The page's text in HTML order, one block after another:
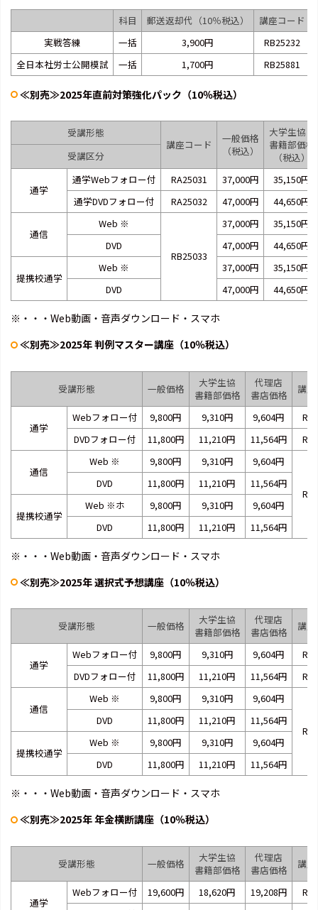
科目 郵送返却代（10％税込）
講座コード
実戦答練
一括 3,900円
RB25232
全日本社労士公開模試
一括 1,700円 RB25881
≪別売≫2025年直前対策強化パック（10％税込）
受講形態
講座コード
一般価格
（税込）
大学生協・
書籍部価格
（税込）
受講区分
通学
通学Webフォロー付 RA25031 37,000円
35,150円
通学DVDフォロー付
RA25032 47,000円 44,650円
通信
Web ※
RB25033
37,000円
35,150円
DVD
47,000円 44,650円
提携校通学
Web ※ 37,000円
35,150円
DVD
47,000円 44,650円
※・・・Web動画・音声ダウンロード・スマホ
≪別売≫2025年 判例マスター講座（10％税込）
受講形態 一般価格
大学生協
書籍部価格
代理店
書店価格
講
通学
Webフォロー付 9,800円 9,310円 9,604円
DVDフォロー付
11,800円 11,210円 11,564円
通信
Web ※ 9,800円 9,310円 9,604円
DVD 11,800円 11,210円 11,564円
提携校通学
Web ※ホ 9,800円 9,310円
9,604円
DVD
11,800円 11,210円 11,564円
※・・・Web動画・音声ダウンロード・スマホ
≪別売≫2025年 選択式予想講座（10％税込）
受講形態 一般価格
大学生協
書籍部価格
代理店
書店価格
講
通学
Webフォロー付 9,800円 9,310円 9,604円
DVDフォロー付
11,800円 11,210円 11,564円
通信
Web ※ 9,800円 9,310円 9,604円
DVD 11,800円 11,210円 11,564円
提携校通学
Web ※ 9,800円 9,310円
9,604円
DVD
11,800円 11,210円 11,564円
※・・・Web動画・音声ダウンロード・スマホ
≪別売≫2025年 年金横断講座（10％税込）
受講形態 一般価格
大学生協
書籍部価格
代理店
書店価格
講
通学
Webフォロー付 19,600円 18,620円 19,208円